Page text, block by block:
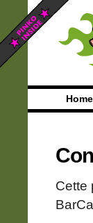
Home
Cette